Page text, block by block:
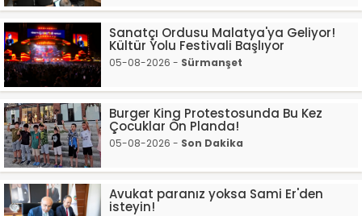
Sanatçı Ordusu Malatya'ya Geliyor!
Kültür Yolu Festivali Başlıyor
05-08-2026 - Sürmanşet
Burger King Protestosunda Bu Kez
Çocuklar Ön Planda!
05-08-2026 - Son Dakika
Avukat paranız yoksa Sami Er'den
isteyin!